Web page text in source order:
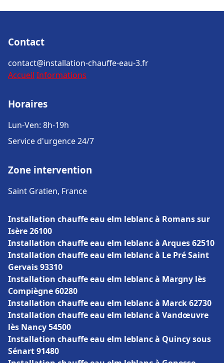
Contact
contact@installation-chauffe-eau-3.fr
Accueil Informations
Horaires
Lun-Ven: 8h-19h
Service d'urgence 24/7
Zone intervention
Saint Gratien, France
Installation chauffe eau elm leblanc à Romans sur
Isère 26100
Installation chauffe eau elm leblanc à Arques 62510
Installation chauffe eau elm leblanc à Le Pré Saint
Gervais 93310
Installation chauffe eau elm leblanc à Margny lès
Compiègne 60280
Installation chauffe eau elm leblanc à Marck 62730
Installation chauffe eau elm leblanc à Vandœuvre
lès Nancy 54500
Installation chauffe eau elm leblanc à Quincy sous
Sénart 91480